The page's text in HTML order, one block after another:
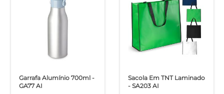
Garrafa Alumínio 700ml -
GA77 AI
Sacola Em TNT Laminado
- SA203 AI